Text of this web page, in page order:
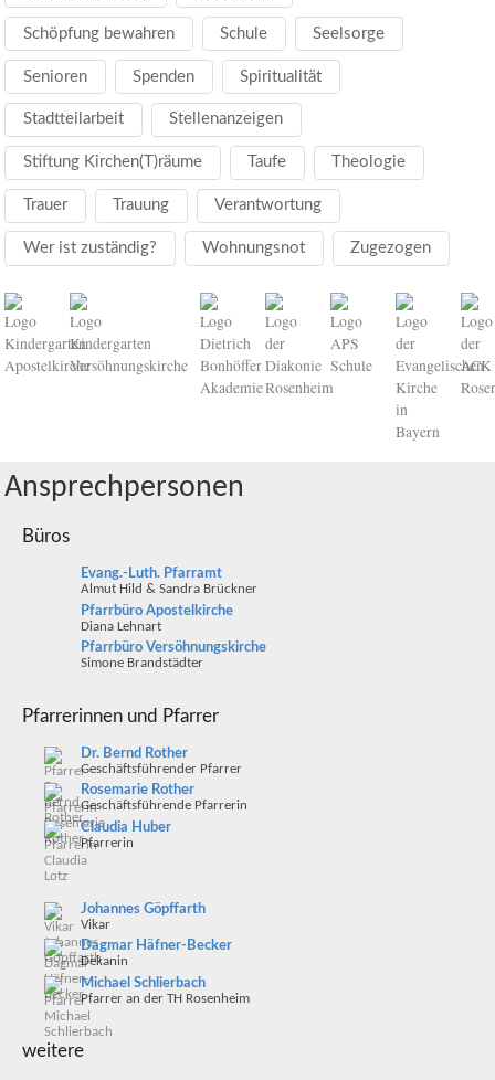
Schöpfung bewahren Schule Seelsorge
Senioren Spenden Spiritualität
Stadtteilarbeit Stellenanzeigen
Stiftung Kirchen(T)räume Taufe Theologie
Trauer Trauung Verantwortung
Wer ist zuständig? Wohnungsnot Zugezogen
Ansprechpersonen
Büros
Evang.-Luth. Pfarramt
Almut Hild & Sandra Brückner
Pfarrbüro Apostelkirche
Diana Lehnart
Pfarrbüro Versöhnungskirche
Simone Brandstädter
Pfarrerinnen und Pfarrer
Dr. Bernd Rother
Geschäftsführender Pfarrer
Rosemarie Rother
Geschäftsführende Pfarrerin
Claudia Huber
Pfarrerin
Johannes Göpffarth
Vikar
Dagmar Häfner-Becker
Dekanin
Michael Schlierbach
Pfarrer an der TH Rosenheim
weitere